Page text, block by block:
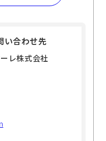
い合わせ先
レ株式会社